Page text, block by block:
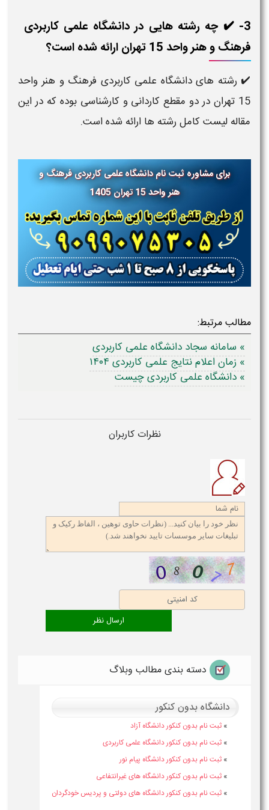
3- ✔️ چه رشته هایی در دانشگاه علمی کاربردی
فرهنگ و هنر واحد 15 تهران ارائه شده است؟
✔️ رشته های دانشگاه علمی کاربردی فرهنگ و هنر واحد
15 تهران در دو مقطع کاردانی و کارشناسی بوده که در این
مقاله لیست کامل رشته ها ارائه شده است.
برای مشاوره ثبت نام دانشگاه علمی کاربردی فرهنگ و
هنر واحد 15 تهران
1405
مطالب مرتبط:
» سامانه سجاد دانشگاه علمی کاربردی
» زمان اعلام نتایج علمی کاربردی ۱۴۰۴
» دانشگاه علمی کاربردی چیست
نظرات کاربران
دسته بندی مطالب وبلاگ
دانشگاه بدون کنکور
» ثبت نام بدون کنکور دانشگاه آزاد
» ثبت نام بدون کنکور دانشگاه علمی کاربردی
» ثبت نام بدون کنکور دانشگاه پیام نور
» ثبت نام بدون کنکور دانشگاه های غیرانتفاعی
» ثبت نام بدون کنکور دانشگاه های دولتی و پردیس خودگردان